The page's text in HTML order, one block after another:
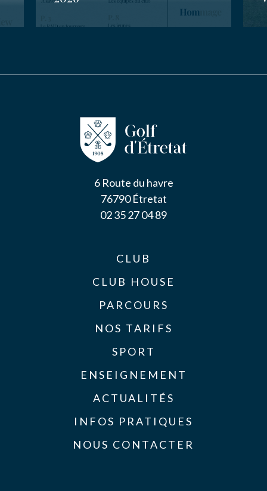
6 Route du havre
76790 Étretat
02 35 27 04 89
CLUB
CLUB HOUSE
PARCOURS
NOS TARIFS
SPORT
ENSEIGNEMENT
ACTUALITÉS
INFOS PRATIQUES
NOUS CONTACTER